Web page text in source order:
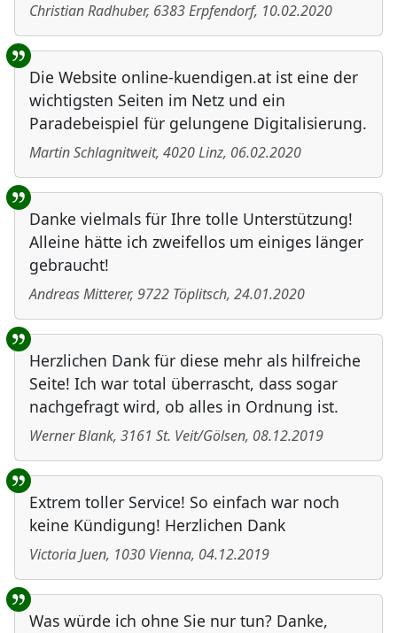
Christian Radhuber, 6383Erpfendorf, 10.02.2020
Die Website online-kuendigen.at ist eine der
wichtigsten Seiten im Netz und ein
Paradebeispiel für gelungene Digitalisierung.
Martin Schlagnitweit, 4020Linz, 06.02.2020
Danke vielmals für Ihre tolle Unterstützung!
Alleine hätte ich zweifellos um einiges länger
gebraucht!
Andreas Mitterer, 9722 Töplitsch, 24.01.2020
Herzlichen Dank für diese mehr als hilfreiche
Seite! Ich war total überrascht, dass sogar
nachgefragt wird, ob alles in Ordnung ist.
Werner Blank, 3161 St. Veit/Gölsen, 08.12.2019
Extrem toller Service! So einfach war noch
keine Kündigung! Herzlichen Dank
Victoria Juen, 1030 Vienna, 04.12.2019
Was würde ich ohne Sie nur tun? Danke,